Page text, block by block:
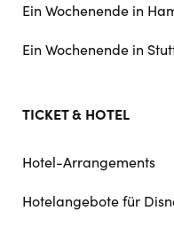
Ein Wochenende in
Ein Wochenende in
TICKET & HOTEL
Hotel-Arrangements
Hotelangebote für